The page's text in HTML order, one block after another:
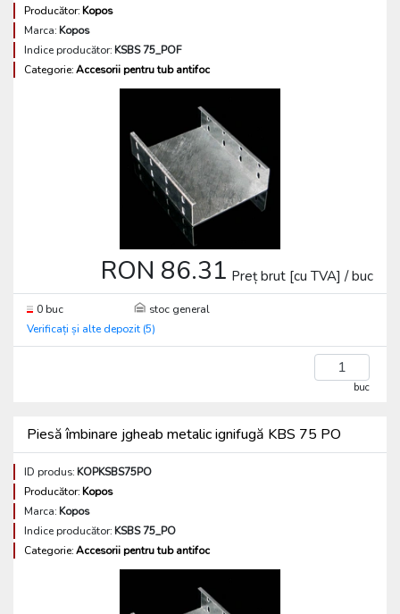
Producător:Kopos
Marca:Kopos
Indice producător:KSBS 75_POF
Categorie:Accesorii pentru tub antifoc
RON 86.31 Preț brut [cu TVA] / buc
0 buc
stoc general
Verificați și alte depozit (5)
buc
Piesă îmbinare jgheab metalic ignifugă KBS 75 PO
ID produs:KOPKSBS75PO
Producător:Kopos
Marca:Kopos
Indice producător:KSBS 75_PO
Categorie:Accesorii pentru tub antifoc